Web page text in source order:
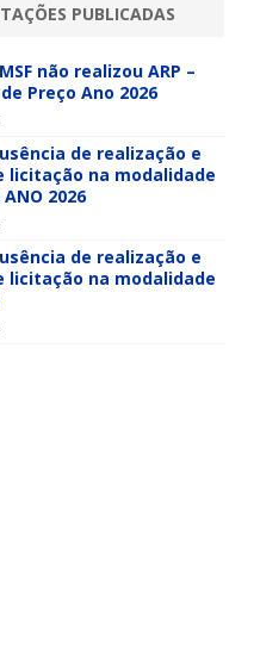
PUBLICADAS
não realizou ARP –
Preço Ano 2026
de realização e
licitação na modalidade
2026
de realização e
licitação na modalidade